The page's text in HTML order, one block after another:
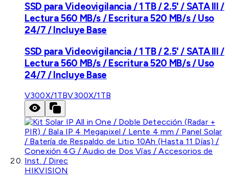
SSD para Videovigilancia / 1 TB / 2.5' / SATA III /
Lectura 560 MB/s / Escritura 520 MB/s / Uso
24/7 / Incluye Base
SSD para Videovigilancia / 1 TB / 2.5' / SATA III /
Lectura 560 MB/s / Escritura 520 MB/s / Uso
24/7 / Incluye Base
V300X/1TBV300X/1TB
HIKVISION